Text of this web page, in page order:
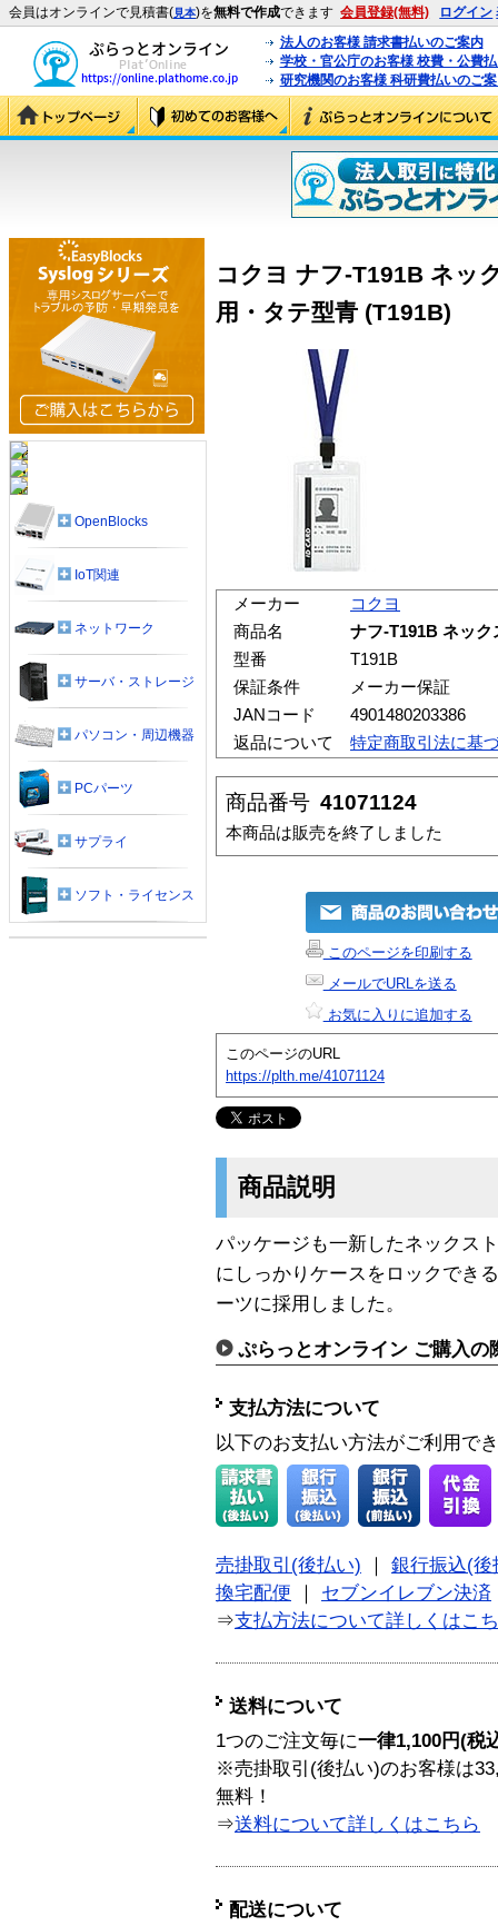
会員はオンラインで見積書(見本)を無料で作成できます 会員登録(無料) ログイン
法人のお客様 請求書払いのご案内
学校・官公庁のお客様 校費・公費
研究機関のお客様 科研費払いのご
コクヨ ナフ-T191B ネッ
用・タテ型青 (T191B)
メーカー
コクヨ
商品名
ナフ-T191B ネッ
型番
T191B
保証条件
メーカー保証
JANコード
4901480203386
返品について
特定商取引法に基
商品番号 41071124
本商品は販売を終了しました
このページを印刷する
メールでURLを送る
お気に入りに追加する
このページのURL
https://plth.me/41071124
商品説明
パッケージも一新したネックス
にしっかりケースをロックでき
ーツに採用しました。
ぷらっとオンライン ご購入の
支払方法について
以下のお支払い方法がご利用で
売掛取引(後払い)
銀行振込(後
換宅配便
セブンイレブン決済
⇒支払方法について詳しくはこ
送料について
1つのご注文毎に一律1,100円(税
※売掛取引(後払い)のお客様は
無料！
⇒送料について詳しくはこちら
配送について
OpenBlocks
IoT関連
ネットワーク
サーバ・ストレージ
パソコン・周辺機器
PCパーツ
サプライ
ソフト・ライセンス